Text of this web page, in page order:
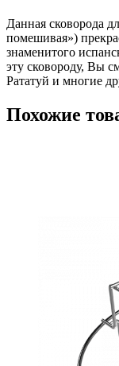
Данная сковорода
помешивая»)
знаменитого
эту сковороду, Вы
Рататуй и многие
Похожие